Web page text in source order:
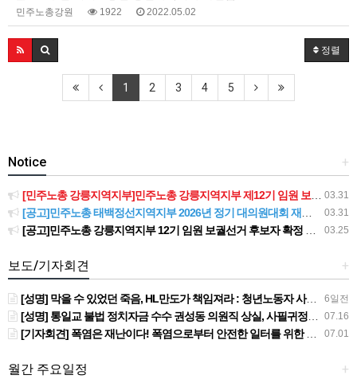
민주노총강원 1922 2022.05.02
정렬
1 2 3 4 5
+
Notice
03.31
[민주노총 강릉지역지부]민주노총 강릉지역지부 제12기 임원 보궐선거결과 공고
03.31
[공고]민주노총 태백정선지역지부 2026년 정기 대의원대회 재소집 건
03.25
[공고]민주노총 강릉지역지부 12기 임원 보궐선거 후보자 확정 공고
+
보도/기자회견
6일전
[성명] 막을 수 있었던 죽음, HL만도가 책임져라 : 청년노동자 사망사고의 철저한 진상규명과 재발방지 대책 마련하라
07.16
[성명] 통일교 불법 정치자금 수수 권성동 의원직 상실, 사필귀정이다
07.01
[기자회견] 폭염은 재난이다! 폭염으로부터 안전한 일터를 위한 민주노총 강원지역본부 폭염감시단 선포 기자회견
+
월간 주요일정